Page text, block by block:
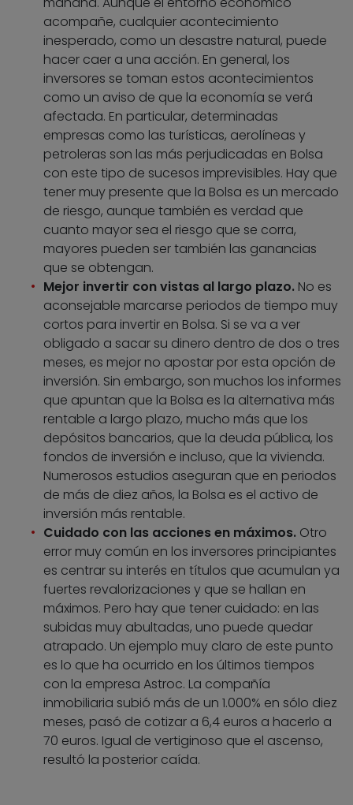
acompañe, cualquier acontecimiento
inesperado, como un desastre natural, puede
hacer caer a una acción. En general, los
inversores se toman estos acontecimientos
como un aviso de que la economía se verá
afectada. En particular, determinadas
empresas como las turísticas, aerolíneas y
petroleras son las más perjudicadas en Bolsa
con este tipo de sucesos imprevisibles. Hay que
tener muy presente que la Bolsa es un mercado
de riesgo, aunque también es verdad que
cuanto mayor sea el riesgo que se corra,
mayores pueden ser también las ganancias
que se obtengan.
Mejor invertir con vistas al largo plazo. No es
aconsejable marcarse periodos de tiempo muy
cortos para invertir en Bolsa. Si se va a ver
obligado a sacar su dinero dentro de dos o tres
meses, es mejor no apostar por esta opción de
inversión. Sin embargo, son muchos los informes
que apuntan que la Bolsa es la alternativa más
rentable a largo plazo, mucho más que los
depósitos bancarios, que la deuda pública, los
fondos de inversión e incluso, que la vivienda.
Numerosos estudios aseguran que en periodos
de más de diez años, la Bolsa es el activo de
inversión más rentable.
Cuidado con las acciones en máximos. Otro
error muy común en los inversores principiantes
es centrar su interés en títulos que acumulan ya
fuertes revalorizaciones y que se hallan en
máximos. Pero hay que tener cuidado: en las
subidas muy abultadas, uno puede quedar
atrapado. Un ejemplo muy claro de este punto
es lo que ha ocurrido en los últimos tiempos
con la empresa Astroc. La compañía
inmobiliaria subió más de un 1.000% en sólo diez
meses, pasó de cotizar a 6,4 euros a hacerlo a
70 euros. Igual de vertiginoso que el ascenso,
resultó la posterior caída.